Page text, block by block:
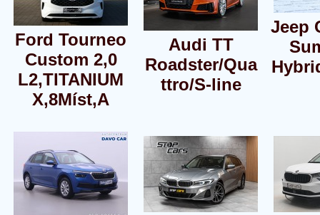
Ford Tourneo
Custom 2,0
L2,TITANIUM
X,8Míst,A
Audi TT
Roadster/Qua
ttro/S-line
Jeep